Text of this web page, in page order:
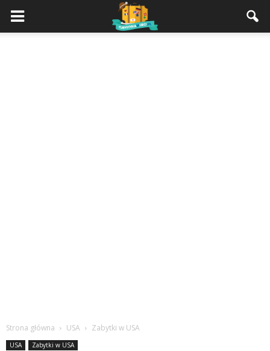
Strona główna USA Zabytki w USA
USA Zabytki w USA